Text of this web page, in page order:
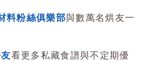
料粉絲俱樂部與數萬名烘友一
看更多私藏食譜與不定期優